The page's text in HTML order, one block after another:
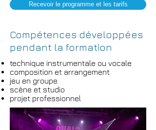
Recevoir le programme et les tarifs
Compétences développées
pendant la formation
technique instrumentale ou vocale
composition et arrangement
jeu en groupe
scène et studio
projet professionnel